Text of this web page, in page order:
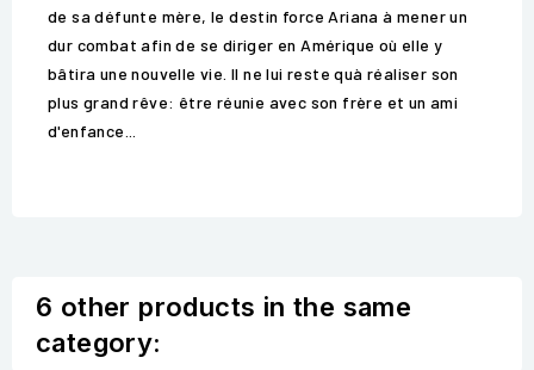
de sa défunte mère, le destin force Ariana à mener un
dur combat afin de se diriger en Amérique où elle y
bâtira une nouvelle vie. Il ne lui reste quà réaliser son
plus grand rêve: être réunie avec son frère et un ami
d'enfance...
6 other products in the same
category: